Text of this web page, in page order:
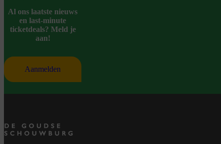
Al ons laatste nieuws
en last-minute
ticketdeals? Meld je
aan!
Aanmelden